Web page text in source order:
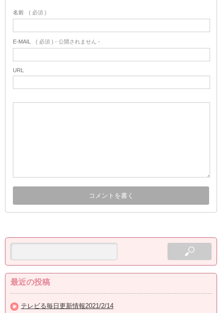
名前 ( 必須 )
E-MAIL ( 必須 ) - 公開されません -
URL
最近の投稿
テレビる毎日更新情報2021/2/14